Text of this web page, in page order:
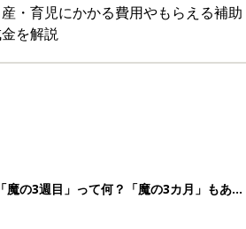
・育児にかかる費用やもらえる補助
を解説
の3週目」って何？「魔の3カ月」もある